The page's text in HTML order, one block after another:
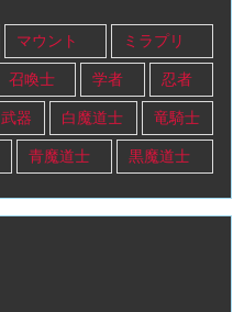
マウント ミラプリ
召喚士 学者 忍者
武器 白魔道士 竜騎士
青魔道士 黒魔道士